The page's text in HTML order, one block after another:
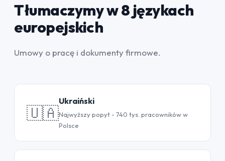
Tłumaczymy w 8 językach
europejskich
Umowy o pracę i dokumenty firmowe.
🇺🇦
Ukraiński
Najwyższy popyt - 740 tys. pracowników w
Polsce